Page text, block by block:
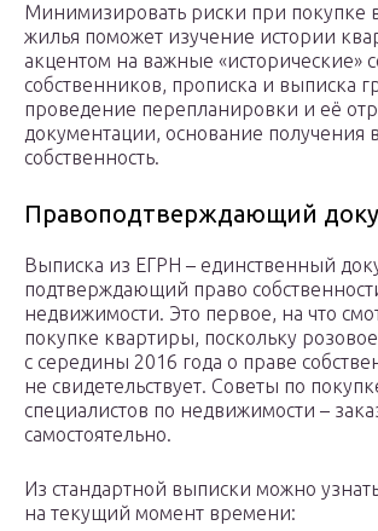
Минимизировать риски при покупке
жилья поможет изучение истории
акцентом на важные «исторические»
собственников, прописка и выписка
проведение перепланировки и её
документации, основание получения в
собственность.
Правоподтверждающий
Выписка из ЕГРН – единственный
подтверждающий право
недвижимости. Это первое, на что
покупке квартиры, поскольку
с середины 2016 года о праве
не свидетельствует. Советы по
специалистов по недвижимости –
самостоятельно.
Из стандартной выписки можно
на текущий момент времени: